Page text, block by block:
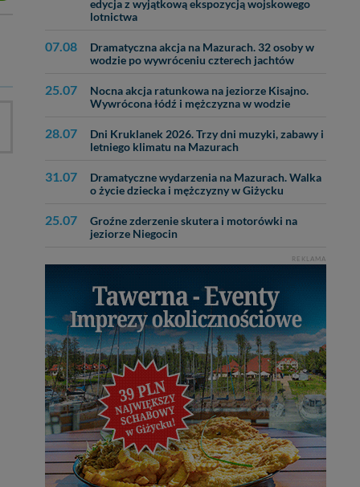
edycja z wyjątkową ekspozycją wojskowego
lotnictwa
07.08
Dramatyczna akcja na Mazurach. 32 osoby w
wodzie po wywróceniu czterech jachtów
25.07
Nocna akcja ratunkowa na jeziorze Kisajno.
Wywrócona łódź i mężczyzna w wodzie
28.07
Dni Kruklanek 2026. Trzy dni muzyki, zabawy i
letniego klimatu na Mazurach
31.07
Dramatyczne wydarzenia na Mazurach. Walka
o życie dziecka i mężczyzny w Giżycku
25.07
Groźne zderzenie skutera i motorówki na
jeziorze Niegocin
REKLAMA
- w pewnych